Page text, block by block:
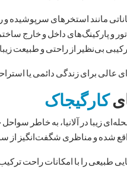
و پارکینگ‌های داخل و خارج
بی‌نظیر از راحتی و طبیعت
عالی برای زندگی دائمی یا
کارگیجاک
شده و مناظری شگفت‌انگیز از
طبیعی را با امکانات راحت